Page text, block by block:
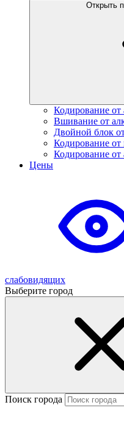
Открыть
Кодирование от
Вшивание от
Двойной блок
Кодирование от
Кодирование от
Цены
слабовидящих
Выберите город
Поиск города